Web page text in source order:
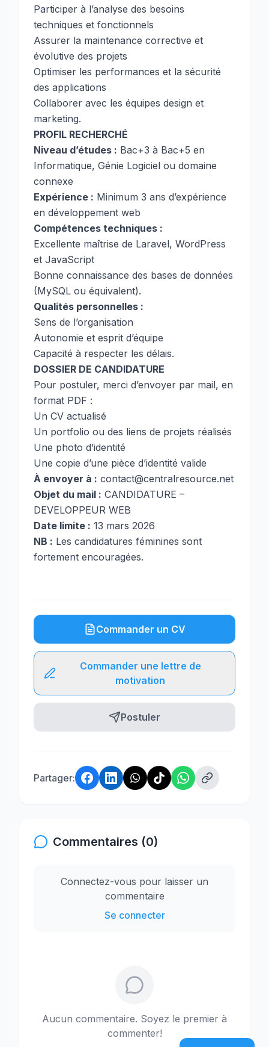
Participer à l’analyse des besoins
techniques et fonctionnels
Assurer la maintenance corrective et
évolutive des projets
Optimiser les performances et la sécurité
des applications
Collaborer avec les équipes design et
marketing.
PROFIL RECHERCHÉ
Niveau d’études : Bac+3 à Bac+5 en
Informatique, Génie Logiciel ou domaine
connexe
Expérience : Minimum 3 ans d’expérience
en développement web
Compétences techniques :
Excellente maîtrise de Laravel, WordPress
et JavaScript
Bonne connaissance des bases de données
(MySQL ou équivalent).
Qualités personnelles :
Sens de l’organisation
Autonomie et esprit d’équipe
Capacité à respecter les délais.
DOSSIER DE CANDIDATURE
Pour postuler, merci d’envoyer par mail, en
format PDF :
Un CV actualisé
Un portfolio ou des liens de projets réalisés
Une photo d’identité
Une copie d’une pièce d’identité valide
À envoyer à : contact@centralresource.net
Objet du mail : CANDIDATURE –
DEVELOPPEUR WEB
Date limite : 13 mars 2026
NB : Les candidatures féminines sont
fortement encouragées.
Commander un CV
Commander une lettre de
motivation
Postuler
Partager:
Commentaires (0)
Connectez-vous pour laisser un
commentaire
Se connecter
Aucun commentaire. Soyez le premier à
commenter!